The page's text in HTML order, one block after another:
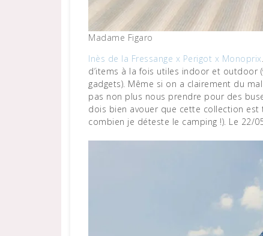
Madame Figaro
Inès de la Fressange x Perigot x Monoprix
d’items à la fois utiles indoor et outdoor
gadgets). Même si on a clairement du
pas non plus nous prendre pour des
dois bien avouer que cette collection
combien je déteste le camping !). Le 22/